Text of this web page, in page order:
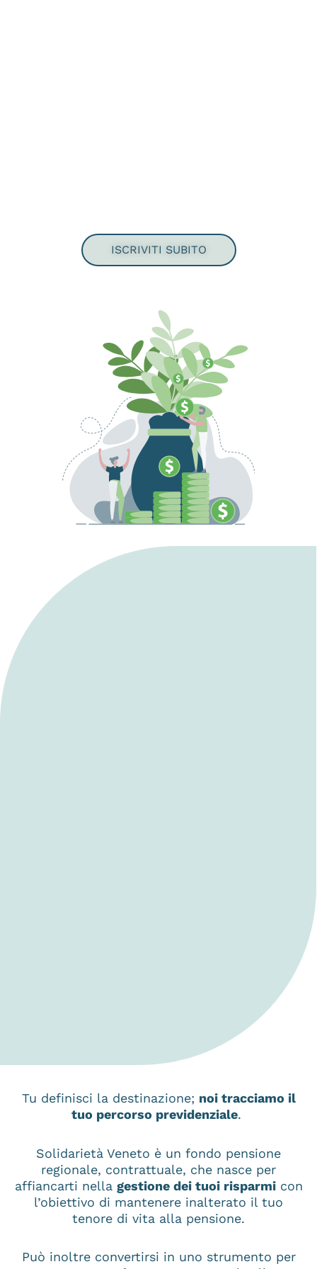
ISCRIVITI SUBITO
Tu definisci la destinazione; noi tracciamo il
tuo percorso previdenziale.
Solidarietà Veneto è un fondo pensione
regionale, contrattuale, che nasce per
affiancarti nella gestione dei tuoi risparmicon
l’obiettivo di mantenere inalterato il tuo
tenore di vita alla pensione.
Può inoltre convertirsi in uno strumento per